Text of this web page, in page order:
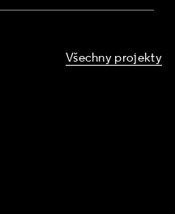
Všechny projekty